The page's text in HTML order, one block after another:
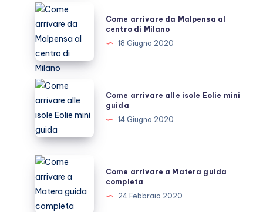
di
Orly
Come
arrivare
da
Malpensa
al
centro
di
Milano
Come arrivare da Malpensa al
centro di Milano
18 Giugno 2020
Come
arrivare
alle
isole
Eolie
mini
guida
Come arrivare alle isole Eolie mini
guida
14 Giugno 2020
Come
arrivare
a
Matera
Come arrivare a Matera guida
completa
24 Febbraio 2020